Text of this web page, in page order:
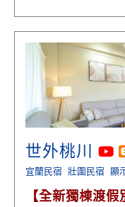
世外桃川
宜蘭民宿 壯圍民宿 顯
【全新獨棟渡